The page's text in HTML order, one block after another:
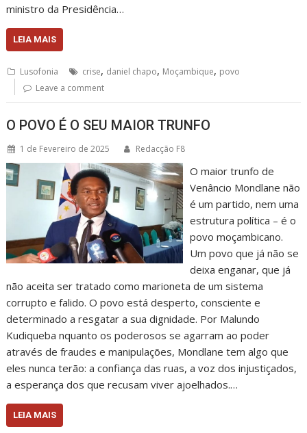
ministro da Presidência…
LEIA MAIS
Lusofonia crise, daniel chapo, Moçambique, povo
Leave a comment
O POVO É O SEU MAIOR TRUNFO
1 de Fevereiro de 2025 Redacção F8
O maior trunfo de
Venâncio Mondlane não
é um partido, nem uma
estrutura política – é o
povo moçambicano.
Um povo que já não se
deixa enganar, que já
não aceita ser tratado como marioneta de um sistema
corrupto e falido. O povo está desperto, consciente e
determinado a resgatar a sua dignidade. Por Malundo
Kudiqueba nquanto os poderosos se agarram ao poder
através de fraudes e manipulações, Mondlane tem algo que
eles nunca terão: a confiança das ruas, a voz dos injustiçados,
a esperança dos que recusam viver ajoelhados.…
LEIA MAIS